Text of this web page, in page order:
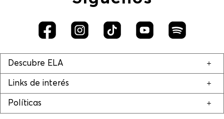
Descubre ELA
Links de interés
Políticas